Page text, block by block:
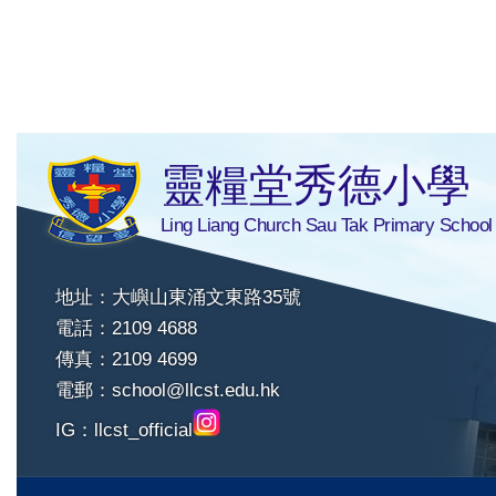
靈糧堂秀德小學
Ling Liang Church Sau Tak Primary School
地址：大嶼山東涌文東路35號
電話：2109 4688
傳真：2109 4699
電郵： school@llcst.edu.hk
IG：
llcst_official